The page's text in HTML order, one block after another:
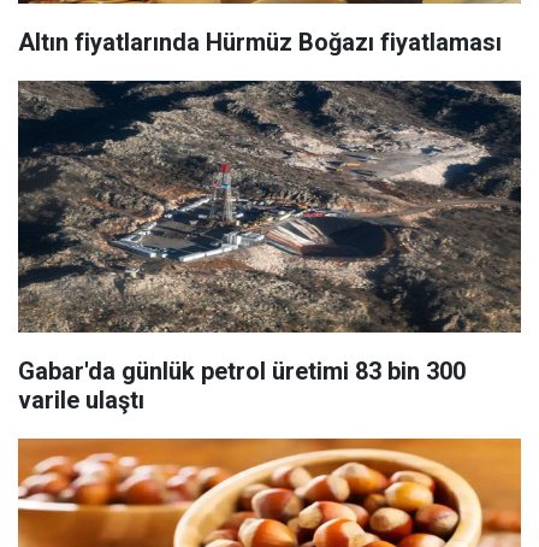
Altın fiyatlarında Hürmüz Boğazı fiyatlaması
Gabar'da günlük petrol üretimi 83 bin 300
varile ulaştı